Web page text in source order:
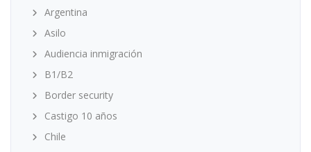
Argentina
Asilo
Audiencia inmigración
B1/B2
Border security
Castigo 10 años
Chile